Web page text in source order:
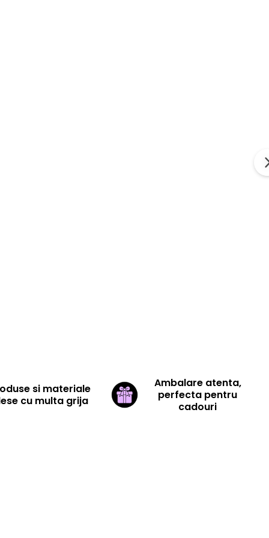
si materiale
cu multa grija
Ambalare atenta,
perfecta pentru
cadouri